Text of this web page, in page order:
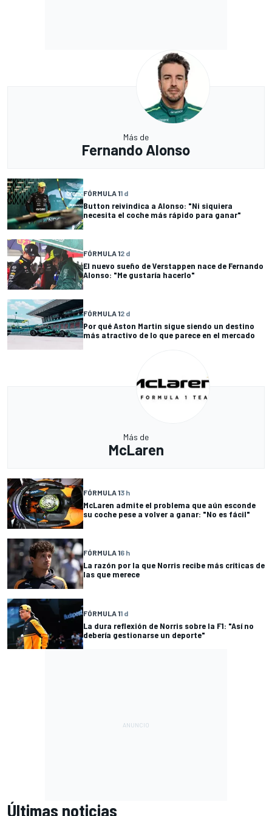
Más de
Fernando Alonso
FÓRMULA 11 d
Button reivindica a Alonso: "Ni siquiera
necesita el coche más rápido para ganar"
FÓRMULA 12 d
El nuevo sueño de Verstappen nace de Fernando
Alonso: "Me gustaría hacerlo"
FÓRMULA 12 d
Por qué Aston Martin sigue siendo un destino
más atractivo de lo que parece en el mercado
Más de
McLaren
FÓRMULA 13 h
McLaren admite el problema que aún esconde
su coche pese a volver a ganar: "No es fácil"
FÓRMULA 16 h
La razón por la que Norris recibe más críticas de
las que merece
FÓRMULA 11 d
La dura reflexión de Norris sobre la F1: "Así no
debería gestionarse un deporte"
Últimas noticias